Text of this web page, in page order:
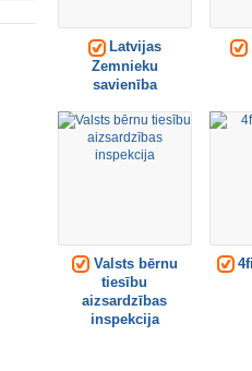
Latvijas
Zemnieku
savienība
Valsts bērnu
tiesību
aizsardzības
inspekcija